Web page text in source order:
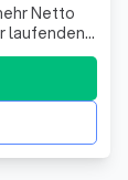
Netto
laufenden
zu